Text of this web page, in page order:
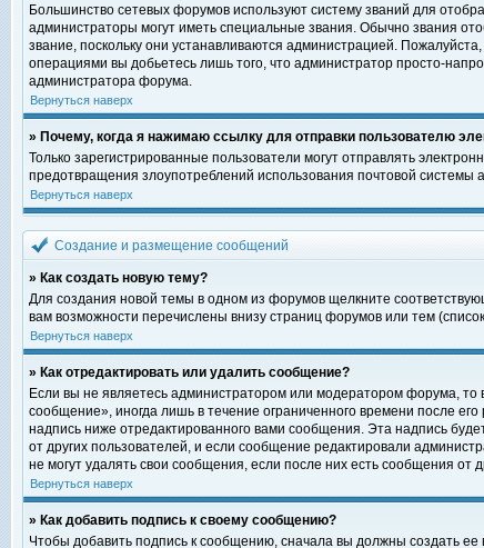
Большинство сетевых форумов используют систему званий для
администраторы могут иметь специальные звания. Обычно звания
звание, поскольку они устанавливаются администрацией.
операциями вы добьетесь лишь того, что администратор просто-
администратора форума.
Вернуться наверх
» Почему, когда я нажимаю ссылку для отправки пользователю
Только зарегистрированные пользователи могут отправлять
предотвращения злоупотреблений использования почтовой
Вернуться наверх
Создание и размещение сообщений
» Как создать новую тему?
Для создания новой темы в одном из форумов щелкните
вам возможности перечислены внизу страниц форумов или тем (список
Вернуться наверх
» Как отредактировать или удалить сообщение?
Если вы не являетесь администратором или модератором форума, то
сообщение», иногда лишь в течение ограниченного времени после
надпись ниже отредактированного вами сообщения. Эта надпись
от других пользователей, и если сообщение редактировали
не могут удалять свои сообщения, если после них есть сообщения от
Вернуться наверх
» Как добавить подпись к своему сообщению?
Чтобы добавить подпись к сообщению, сначала вы должны создать